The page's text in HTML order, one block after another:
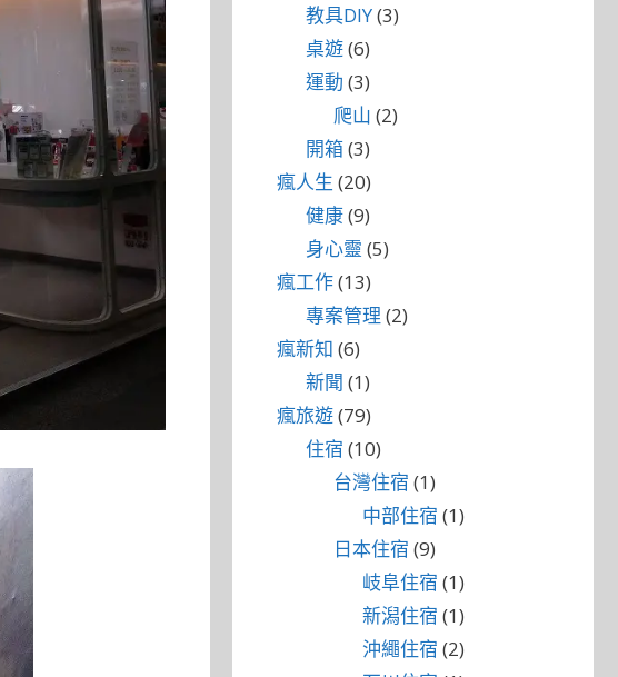
教具DIY(3)
桌遊(6)
運動 (3)
爬山 (2)
開箱(3)
瘋人生 (20)
健康(9)
身心靈 (5)
瘋工作(13)
專案管理 (2)
瘋新知 (6)
新聞 (1)
瘋旅遊(79)
住宿 (10)
台灣住宿 (1)
中部住宿 (1)
日本住宿 (9)
岐阜住宿 (1)
新潟住宿 (1)
沖繩住宿 (2)